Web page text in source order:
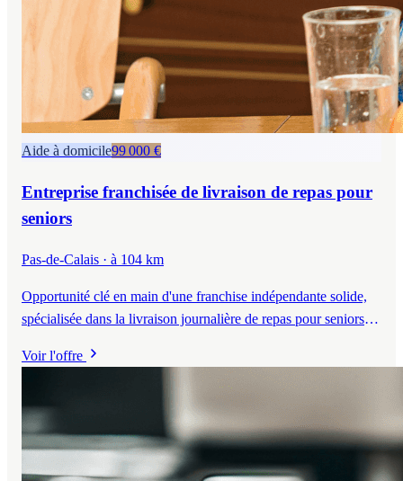
Aide à domicile99 000 €
Entreprise franchisée de livraison de repas pour
seniors
Pas-de-Calais · à 104 km
Opportunité clé en main d'une franchise indépendante solide,
spécialisée dans la livraison journalière de repas pour seniors.
image de marque réputée et ancrée localement, ainsi qu'un
Voir l'offre